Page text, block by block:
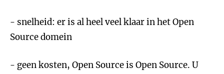
- snelheid: er is al heel veel klaar in het Open
Source domein
- geen kosten, Open Source is Open Source. U